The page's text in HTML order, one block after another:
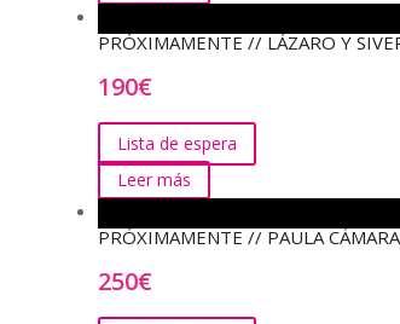
PRÓXIMAMENTE // LÁZARO Y
190€
Lista de espera
Leer más
PRÓXIMAMENTE // PAULA
250€